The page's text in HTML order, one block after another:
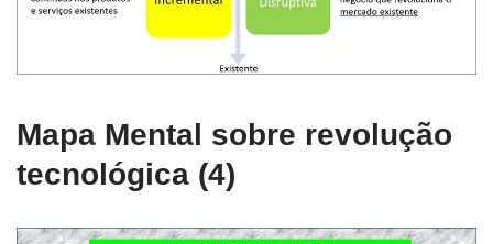
Mapa Mental sobre revolução
tecnológica (4)